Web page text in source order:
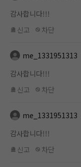
감사합니다!!!
신고
차단
me_1331951313
감사합니다!!!
신고
차단
me_1331951313
감사합니다!!!
신고
차단